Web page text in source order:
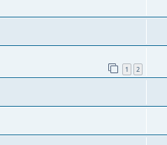
1 2